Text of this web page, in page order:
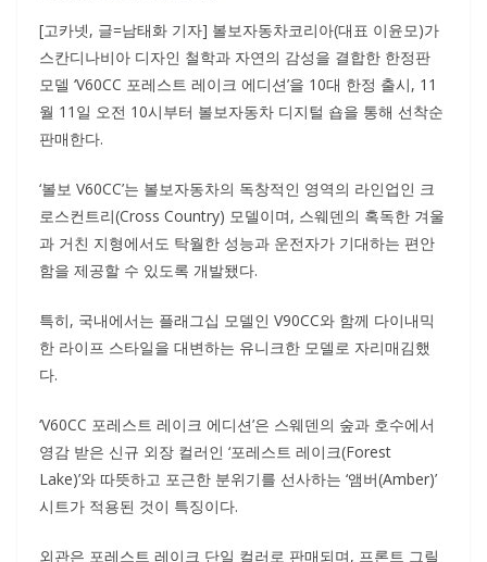
[고카넷, 글=남태화 기자] 볼보자동차코리아(대표 이윤모)가
스칸디나비아 디자인 철학과 자연의 감성을 결합한 한정판
모델 ‘V60CC 포레스트 레이크 에디션’을 10대 한정 출시, 11
월 11일 오전 10시부터 볼보자동차 디지털 숍을 통해 선착순
판매한다.
‘볼보 V60CC’는 볼보자동차의 독창적인 영역의 라인업인 크
로스컨트리(Cross Country) 모델이며, 스웨덴의 혹독한 겨울
과 거친 지형에서도 탁월한 성능과 운전자가 기대하는 편안
함을 제공할 수 있도록 개발됐다.
특히, 국내에서는 플래그십 모델인 V90CC와 함께 다이내믹
한 라이프 스타일을 대변하는 유니크한 모델로 자리매김했
다.
‘V60CC 포레스트 레이크 에디션’은 스웨덴의 숲과 호수에서
영감 받은 신규 외장 컬러인 ‘포레스트 레이크(Forest
Lake)’와 따뜻하고 포근한 분위기를 선사하는 ‘앰버(Amber)’
시트가 적용된 것이 특징이다.
외관은 포레스트 레이크 단일 컬러로 판매되며, 프론트 그릴